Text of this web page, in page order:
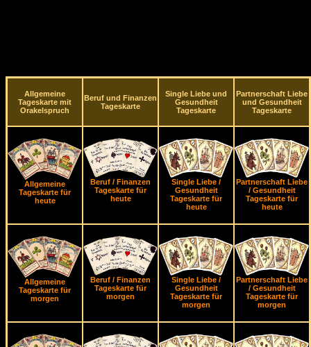
Allgemeine
Tageskarte mit
Orakelspruch
Beruf und Finanzen
Tageskarte
Single Liebe und
Gesundheit
Tageskarte
Partnerschaft Liebe
und Gesundheit
Tageskarte
Allgemeine
Tageskarte für
heute
Beruf / Finanzen
Tageskarte für
heute
Single Liebe /
Gesundheit
Tageskarte für
heute
Partnerschaft Liebe
/ Gesundheit
Tageskarte für
heute
Allgemeine
Tageskarte für
morgen
Beruf / Finanzen
Tageskarte für
morgen
Single Liebe /
Gesundheit
Tageskarte für
morgen
Partnerschaft Liebe
/ Gesundheit
Tageskarte für
morgen